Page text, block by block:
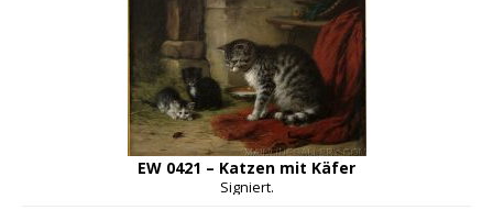
EW 0421 – Katzen mit Käfer
Signiert.